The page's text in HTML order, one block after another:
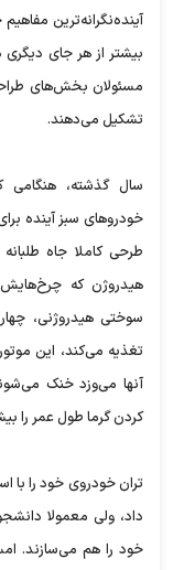
آینده‌نگرانه‌ترین
بیشتر از هر جای
مسئولان بخش‌های
تشکیل می‌دهند.
سال گذشته، هنگامی
خودروهای سبز آینده
طرحی کاملا جاه
هیدروژن که
سوختی هیدروژنی،
تغذیه می‌کند، این
آنها می‌وزد خنک
کردن گرما طول عمر را
تران خودروی خود را با
داد، ولی معمولا
خود را هم می‌سازند.